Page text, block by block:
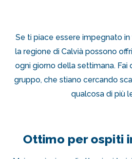
Se ti piace essere impegnato
la regione di Calvià possono
ogni giorno della settimana.
gruppo, che stiano cercando
qualcosa di più
Ottimo per ospiti